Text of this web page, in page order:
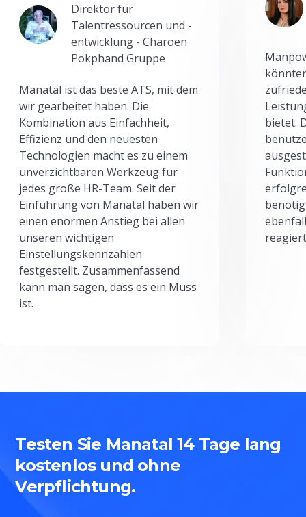
Direktor für
Talentressourcen und -
entwicklung - Charoen
Pokphand Gruppe
Manatal ist das beste ATS, mit dem
wir gearbeitet haben. Die
Kombination aus Einfachheit,
Effizienz und den neuesten
Technologien macht es zu einem
unverzichtbaren Werkzeug für
jedes große HR-Team. Seit der
Einführung von Manatal haben wir
einen enormen Anstieg bei allen
unseren wichtigen
Einstellungskennzahlen
festgestellt. Zusammenfassend
kann man sagen, dass es ein Muss
ist.
bietet.
Testen Sie Manatal 14 Tage lang
kostenlos und ohne
Verpflichtung.